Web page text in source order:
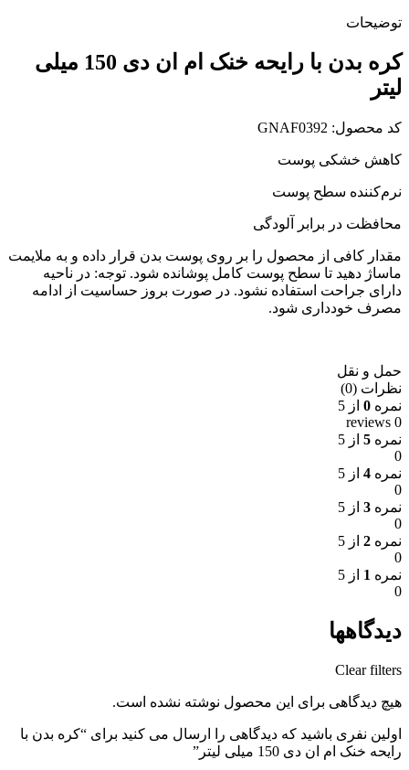
توضیحات
کره بدن با رایحه خنک ام ان دی 150 میلی
لیتر
کد محصول: GNAF0392
کاهش خشکی پوست
نرم‌کننده سطح پوست
محافظت در برابر آلودگی
مقدار کافی از محصول را بر روی پوست بدن قرار داده و به ملایمت
ماساژ دهید تا سطح پوست کامل پوشانده شود. توجه: در ناحیه
دارای جراحت استفاده نشود. در صورت بروز حساسیت از ادامه
مصرف خودداری شود.
حمل و نقل
نظرات (0)
نمره 0 از 5
0 reviews
نمره 5 از 5
0
نمره 4 از 5
0
نمره 3 از 5
0
نمره 2 از 5
0
نمره 1 از 5
0
دیدگاهها
Clear filters
هیچ دیدگاهی برای این محصول نوشته نشده است.
اولین نفری باشید که دیدگاهی را ارسال می کنید برای “کره بدن با
رایحه خنک ام ان دی 150 میلی لیتر”